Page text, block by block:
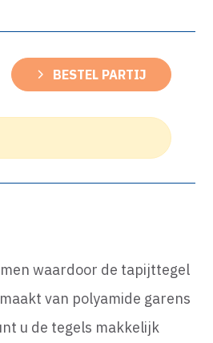
BESTEL PARTIJ
waardoor de tapijttegel
van polyamide garens
u de tegels makkelijk